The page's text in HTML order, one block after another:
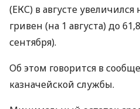
(ЕКС) в августе
гривен (на 1 августа) до
сентября).
Об этом говорится в
казначейской службы.